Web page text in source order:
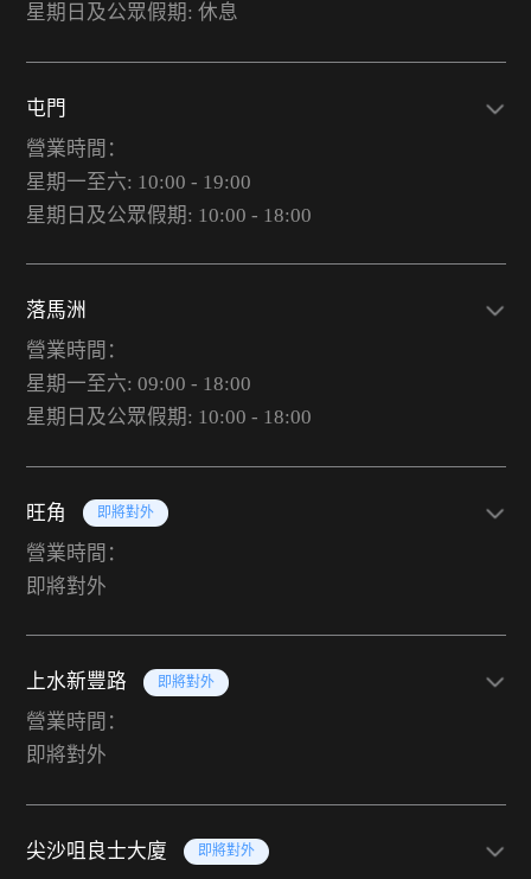
星期日及公眾假期: 休息
屯門
營業時間：
星期一至六: 10:00 - 19:00
星期日及公眾假期: 10:00 - 18:00
落馬洲
營業時間：
星期一至六: 09:00 - 18:00
星期日及公眾假期: 10:00 - 18:00
旺角 即將對外
營業時間：
即將對外
上水新豐路 即將對外
營業時間：
即將對外
尖沙咀良士大廈 即將對外